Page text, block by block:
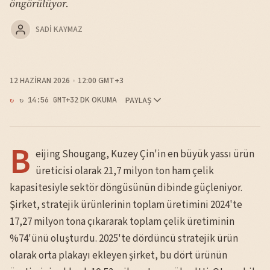
öngörülüyor.
SADI KAYMAZ
12 HAZIRAN 2026 12:00 GMT+3
↻ 14:56 GMT+32 DK OKUMA PAYLAŞ
B eijing Shougang, Kuzey Çin'in en büyük yassı ürün
üreticisi olarak 21,7 milyon ton ham çelik
kapasitesiyle sektör döngüsünün dibinde güçleniyor.
Şirket, stratejik ürünlerinin toplam üretimini 2024'te
17,27 milyon tona çıkararak toplam çelik üretiminin
%74'ünü oluşturdu. 2025'te dördüncü stratejik ürün
olarak orta plakayı ekleyen şirket, bu dört ürünün